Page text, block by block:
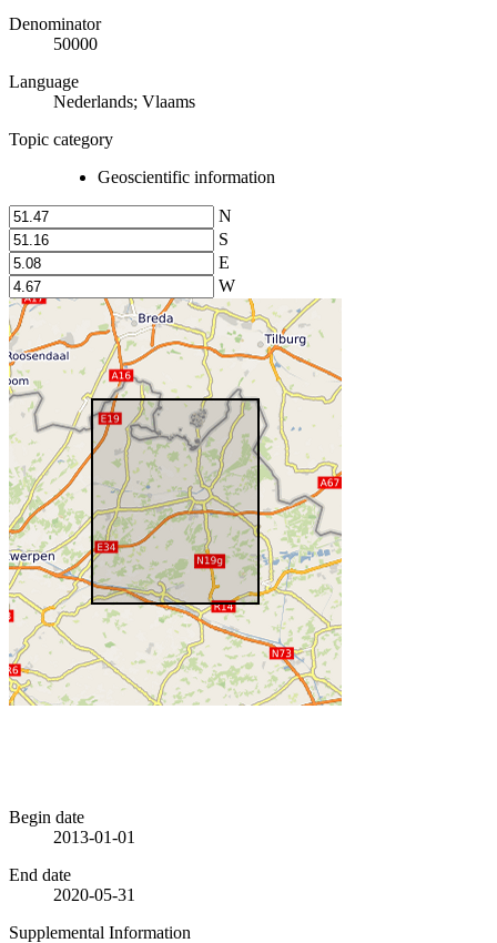
Denominator
50000
Language
Nederlands; Vlaams
Topic category
Geoscientific information
N
S
E
W
Begin date
2013-01-01
End date
2020-05-31
Supplemental Information